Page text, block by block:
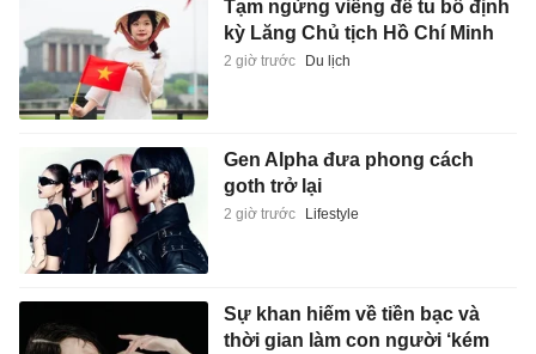
Tạm ngừng viếng để tu bổ định
kỳ Lăng Chủ tịch Hồ Chí Minh
2 giờ trước Du lịch
Gen Alpha đưa phong cách
goth trở lại
2 giờ trước Lifestyle
Sự khan hiếm về tiền bạc và
thời gian làm con người ‘kém